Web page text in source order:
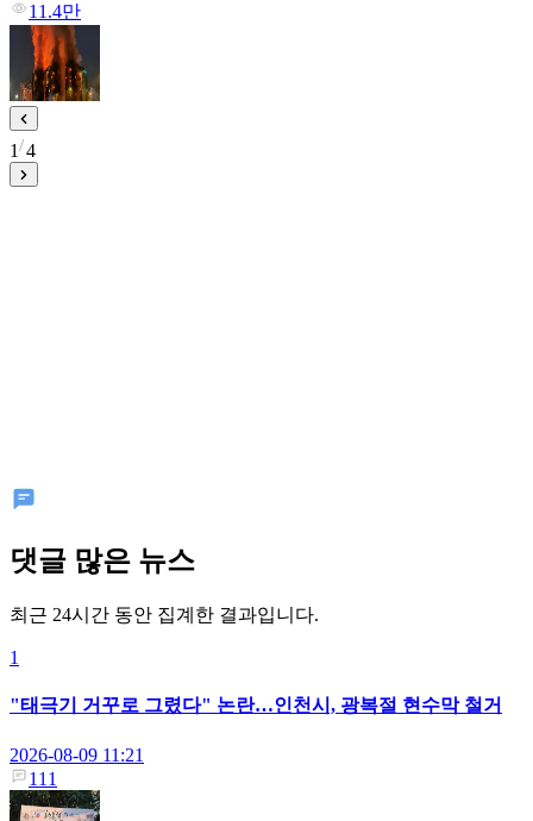
11.4만
1 4
댓글 많은 뉴스
최근 24시간 동안 집계한 결과입니다.
1
"태극기 거꾸로 그렸다" 논란…인천시, 광복절 현수막 철거
2026-08-09 11:21
111